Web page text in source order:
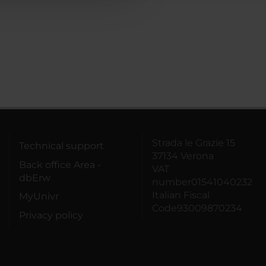
Technical support
Back office Area -
dbErw
MyUnivr
Privacy policy
Strada le Grazie 15
37134 Verona
VAT
number01541040232
Italian Fiscal
Code93009870234